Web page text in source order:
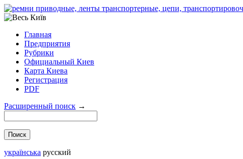
Главная
Предприятия
Рубрики
Официальный Киев
Карта Киева
Регистрация
PDF
Расширенный поиск →
українська русский